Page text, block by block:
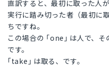
直訳すると、最初に取った人
実行に踏み切った者（最初に
ちですね。
この場合の ｢one｣ は人で、
です。
｢take｣ は取る、です。